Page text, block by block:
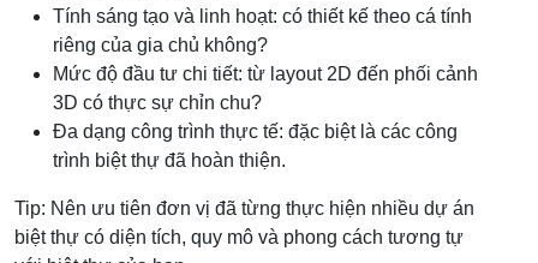
Tính sáng tạo và linh hoạt: có thiết kế theo cá tính
riêng của gia chủ không?
Mức độ đầu tư chi tiết: từ layout 2D đến phối cảnh
3D có thực sự chỉn chu?
Đa dạng công trình thực tế: đặc biệt là các công
trình biệt thự đã hoàn thiện.
Tip: Nên ưu tiên đơn vị đã từng thực hiện nhiều dự án
biệt thự có diện tích, quy mô và phong cách tương tự